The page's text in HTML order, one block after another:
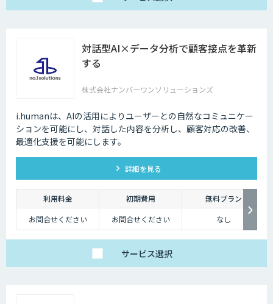
対話型AI×データ分析で顧客接点を革新
する
株式会社ナンバーワンソリューションズ
i.humanは、AIの活用によりユーザーとの自然なコミュニケー
ションを可能にし、対話した内容を分析し、顧客対応の改善、
最適化支援を可能にします。
詳細を見る
利用料金 初期費用
無料プラン
お問合せください
お問合せください なし
サービス選択